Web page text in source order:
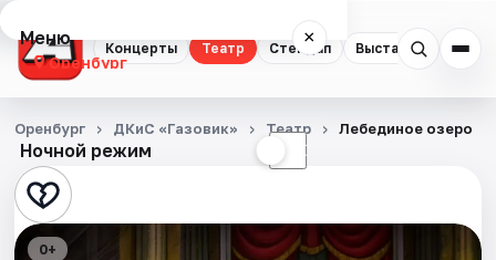
Концерты Театр Стендап Выставки
Меню ×
Оренбург
Концерты
Театр
Стендап
Ночной режим ☾
Оренбург ДКиС «Газовик» Театр Лебединое озеро
0+